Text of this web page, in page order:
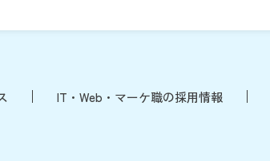
IT・Web・マーケ職の採用情報